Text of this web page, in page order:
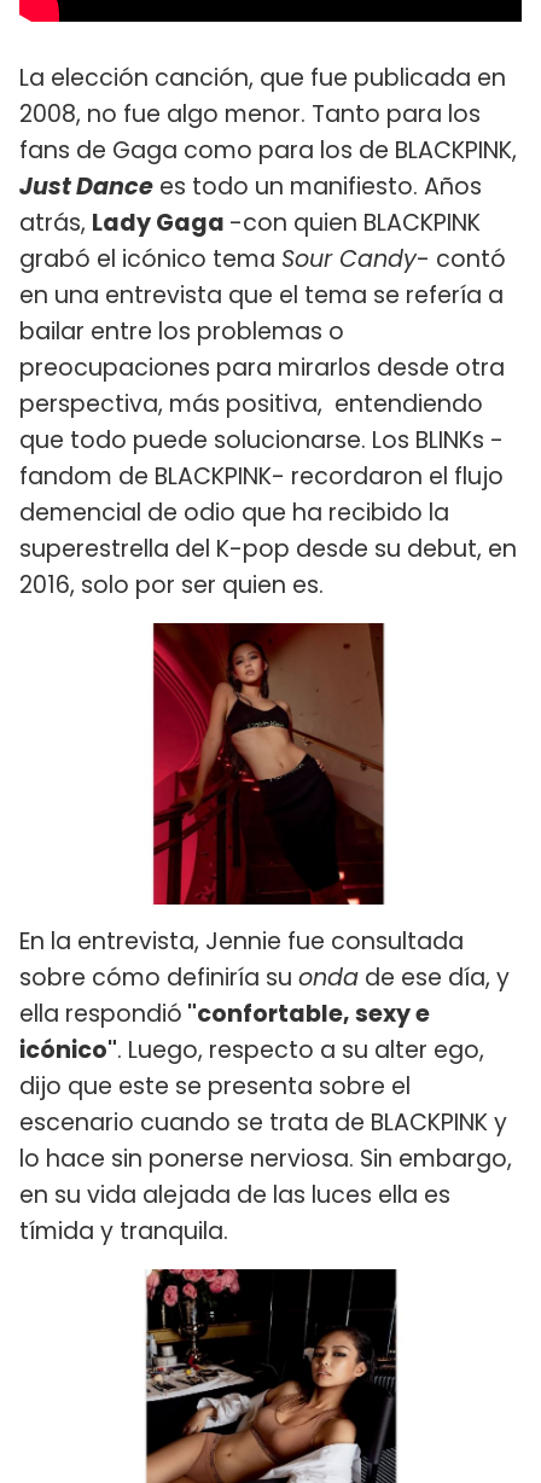
La elección canción, que fue publicada en
2008, no fue algo menor. Tanto para los
fans de Gaga como para los de BLACKPINK,
Just Dance es todo un manifiesto. Años
atrás, Lady Gaga -con quien BLACKPINK
grabó el icónico tema Sour Candy- contó
en una entrevista que el tema se refería a
bailar entre los problemas o
preocupaciones para mirarlos desde otra
perspectiva, más positiva, entendiendo
que todo puede solucionarse. Los BLINKs -
fandom de BLACKPINK- recordaron el flujo
demencial de odio que ha recibido la
superestrella del K-pop desde su debut, en
2016, solo por ser quien es.
En la entrevista, Jennie fue consultada
sobre cómo definiría su onda de ese día, y
ella respondió "confortable, sexy e
icónico". Luego, respecto a su alter ego,
dijo que este se presenta sobre el
escenario cuando se trata de BLACKPINK y
lo hace sin ponerse nerviosa. Sin embargo,
en su vida alejada de las luces ella es
tímida y tranquila.